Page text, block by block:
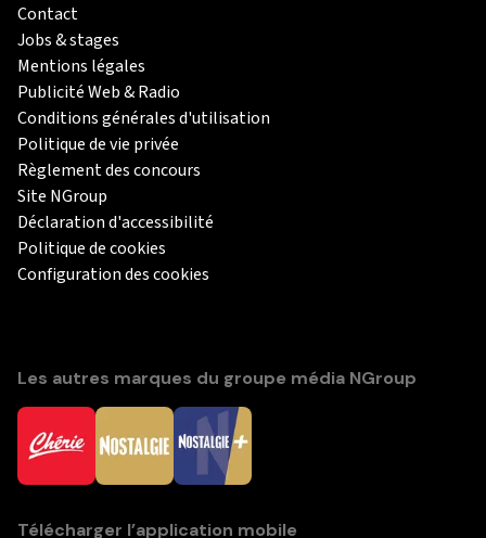
Contact
Jobs & stages
Mentions légales
Publicité Web & Radio
Conditions générales d'utilisation
Politique de vie privée
Règlement des concours
Site NGroup
Déclaration d'accessibilité
Politique de cookies
Configuration des cookies
Les autres marques du groupe média NGroup
Télécharger l’application mobile